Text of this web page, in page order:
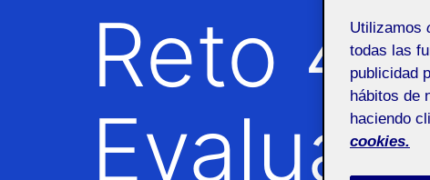
Reto 4Utilizamos
todas las
publicidad
hábitos de
haciendo
cookies.